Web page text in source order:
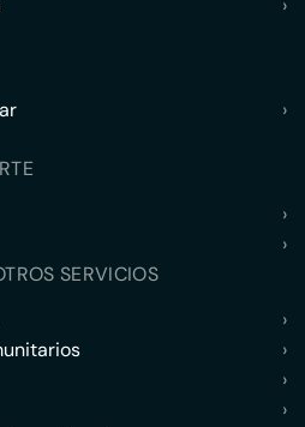
›
›
›
›
SERVICIOS
›
›
›
›